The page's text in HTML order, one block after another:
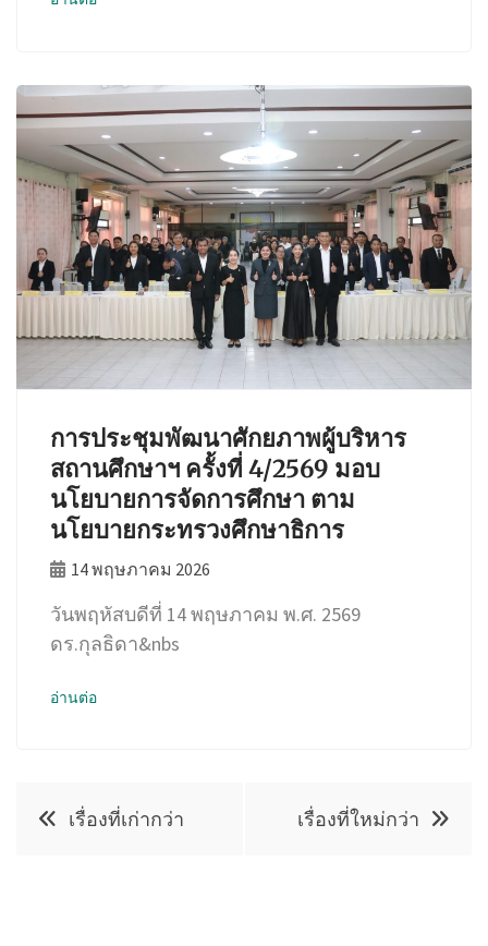
การประชุมพัฒนาศักยภาพผู้บริหาร
สถานศึกษาฯ ครั้งที่ 4/2569 มอบ
นโยบายการจัดการศึกษา ตาม
นโยบายกระทรวงศึกษาธิการ
14 พฤษภาคม 2026
วันพฤหัสบดีที่ 14 พฤษภาคม พ.ศ. 2569
ดร.กุลธิดา&nbs
อ่านต่อ
แนะแนว
เรื่องที่เก่ากว่า เรื่องที่ใหม่กว่า